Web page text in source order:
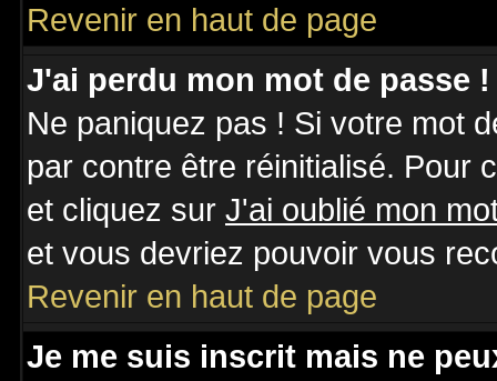
Revenir en haut de page
J'ai perdu mon mot de passe !
Ne paniquez pas ! Si votre mot
par contre être réinitialisé. Pour
et cliquez sur J'ai oublié mon
et vous devriez pouvoir vous
Revenir en haut de page
Je me suis inscrit mais ne